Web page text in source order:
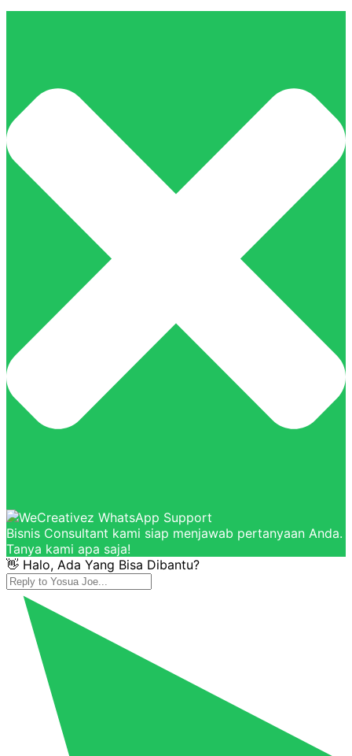
Bisnis Consultant kami siap menjawab pertanyaan Anda.
Tanya kami apa saja!
👋 Halo, Ada Yang Bisa Dibantu?